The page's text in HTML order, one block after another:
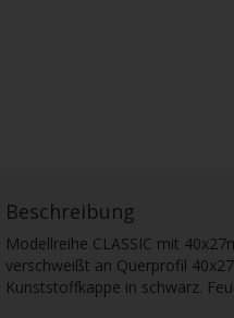
Beschreibung
Modellreihe CLASSIC mit
verschweißt an Querprofil
Kunststoffkappe in schwarz.